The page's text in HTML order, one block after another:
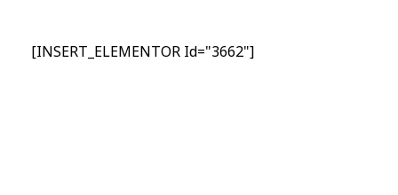
[INSERT_ELEMENTOR Id="3662"]